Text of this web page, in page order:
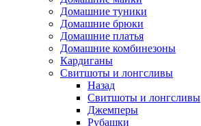
Домашние туники
Домашние брюки
Домашние платья
Домашние комбинезоны
Кардиганы
Свитшоты и лонгсливы
Назад
Свитшоты и лонгсливы
Джемперы
Рубашки